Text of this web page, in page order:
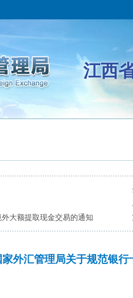
江西
大额提取现金交易的通知
家外汇管理局关于规范银